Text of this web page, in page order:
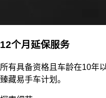
12个月延保服务
所有具备资格且车龄在10年
臻藏易手车计划。